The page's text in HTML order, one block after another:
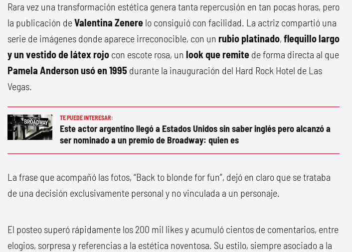
Rara vez una transformación estética genera tanta repercusión en tan pocas horas, pero
la publicación deValentina Zenere lo consiguió con facilidad. La actriz compartió una
serie de imágenes donde aparece irreconocible, con un rubio platinado, flequillo largo
y un vestido de látex rojo con escote rosa, un look que remite de forma directa al que
Pamela Anderson usó en 1995 durante la inauguración del Hard Rock Hotel de Las
Vegas.
TE PUEDE INTERESAR:
Este actor argentino llegó a Estados Unidos sin saber inglés pero alcanzó a
ser nominado a un premio de Broadway: quien es
La frase que acompañó las fotos, “Back to blonde for fun”, dejó en claro que se trataba
de una decisión exclusivamente personal y no vinculada a un personaje.
El posteo superó rápidamente los 200 mil likes y acumuló cientos de comentarios, entre
elogios, sorpresa y referencias a la estética noventosa. Su estilo, siempre asociado a la